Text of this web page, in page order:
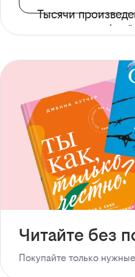
Тысячи
с доступом офлайн
Читайте без
Покупайте только